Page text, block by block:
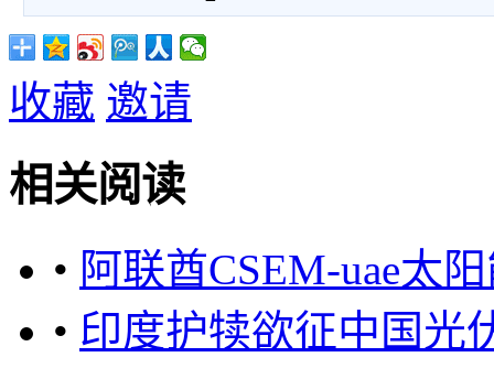
收藏 邀请
相关阅读
• 阿联酋CSEM-uae太
• 印度护犊欲征中国光